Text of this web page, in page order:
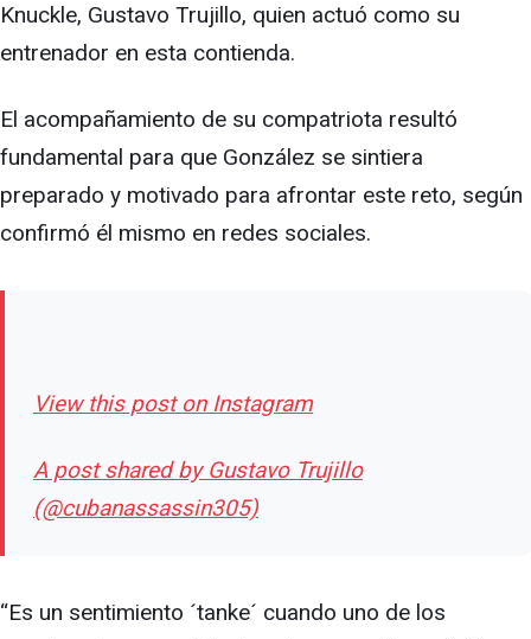
Knuckle, Gustavo Trujillo, quien actuó como su
entrenador en esta contienda.
El acompañamiento de su compatriota resultó
fundamental para que González se sintiera
preparado y motivado para afrontar este reto, según
confirmó él mismo en redes sociales.
View this post on Instagram
A post shared by Gustavo Trujillo
(@cubanassassin305)
“Es un sentimiento ´tanke´ cuando uno de los